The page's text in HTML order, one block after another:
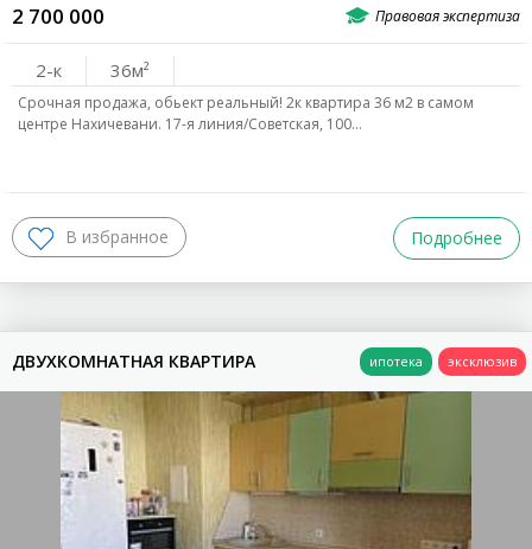
2 700 000
2-к 36
Срочная продажа, обьект реальный! 2к квартира 36 м2 в самом
центре Нахичевани. 17-я линия/Советская, 100…
Подробнее
ДВУХКОМНАТНАЯ КВАРТИРА